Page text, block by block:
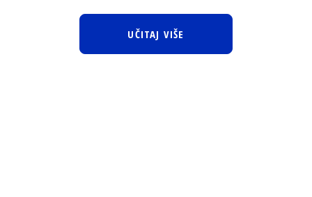
UČITAJ VIŠE